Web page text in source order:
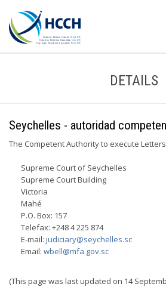
DETAILS
Seychelles - autoridad
The Competent Authority to execute
Supreme Court of Seychelles
Supreme Court Building
Victoria
Mahé
P.O. Box: 157
Telefax: +248 4 225 874
E-mail: judiciary@seychelles.sc
Email: wbell@mfa.gov.sc
(This page was last updated on 14